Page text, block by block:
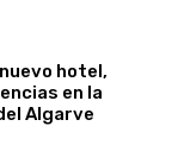
hotel,
en la
Algarve